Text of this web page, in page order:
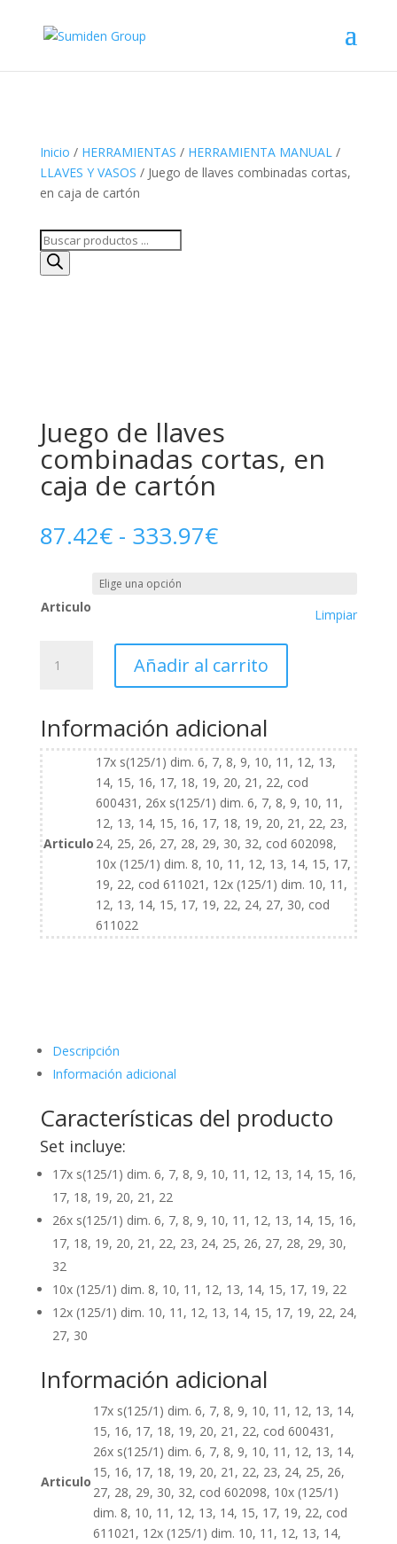
Inicio / HERRAMIENTAS / HERRAMIENTA MANUAL/
LLAVES Y VASOS / Juego de llaves combinadas cortas,
en caja de cartón
Búsqueda
de
productos
Juego de llaves
combinadas cortas, en
caja de cartón
87.42€ - 333.97€Rango
de
hasta
333.97€
Articulo Limpiar
cortas,
en
caja
de
cartón
cantidad
Añadir al carrito
Información adicional
Articulo
17x s(125/1) dim. 6, 7, 8, 9, 10, 11, 12, 13,
14, 15, 16, 17, 18, 19, 20, 21, 22, cod
600431, 26x s(125/1) dim. 6, 7, 8, 9, 10, 11,
12, 13, 14, 15, 16, 17, 18, 19, 20, 21, 22, 23,
24, 25, 26, 27, 28, 29, 30, 32, cod 602098,
10x (125/1) dim. 8, 10, 11, 12, 13, 14, 15, 17,
19, 22, cod 611021, 12x (125/1) dim. 10, 11,
12, 13, 14, 15, 17, 19, 22, 24, 27, 30, cod
611022
Descripción
Información adicional
Características del producto
Set incluye:
17x s(125/1) dim. 6, 7, 8, 9, 10, 11, 12, 13, 14, 15, 16,
17, 18, 19, 20, 21, 22
26x s(125/1) dim. 6, 7, 8, 9, 10, 11, 12, 13, 14, 15, 16,
17, 18, 19, 20, 21, 22, 23, 24, 25, 26, 27, 28, 29, 30,
32
10x (125/1) dim. 8, 10, 11, 12, 13, 14, 15, 17, 19, 22
12x (125/1) dim. 10, 11, 12, 13, 14, 15, 17, 19, 22, 24,
27, 30
Información adicional
Articulo
17x s(125/1) dim. 6, 7, 8, 9, 10, 11, 12, 13, 14,
15, 16, 17, 18, 19, 20, 21, 22, cod 600431,
26x s(125/1) dim. 6, 7, 8, 9, 10, 11, 12, 13, 14,
15, 16, 17, 18, 19, 20, 21, 22, 23, 24, 25, 26,
27, 28, 29, 30, 32, cod 602098, 10x (125/1)
dim. 8, 10, 11, 12, 13, 14, 15, 17, 19, 22, cod
611021, 12x (125/1) dim. 10, 11, 12, 13, 14,